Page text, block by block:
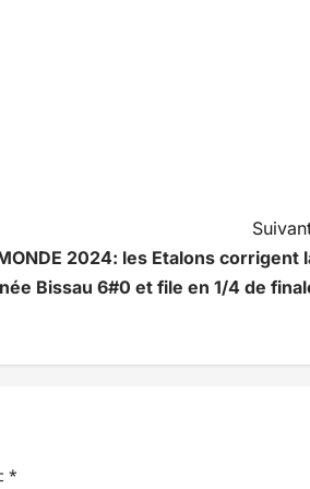
2024: les Etalons corrigent
Bissau 6#0 et file en 1/4 de
*